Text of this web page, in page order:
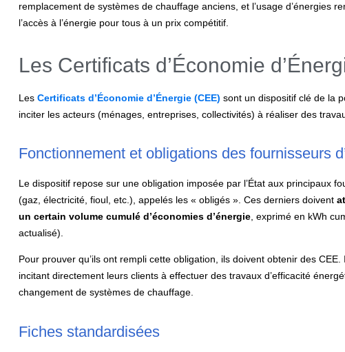
remplacement de systèmes de chauffage anciens, et l’usage d’énergies
l’accès à l’énergie pour tous à un prix compétitif.
Les Certificats d’Économie
Les Certificats d’Économie d’Énergie (CEE) sont un dispositif clé de la
inciter les acteurs (ménages, entreprises, collectivités) à réaliser des
Fonctionnement et obligations des fournisseurs
Le dispositif repose sur une obligation imposée par l’État aux principaux
(gaz, électricité, fioul, etc.), appelés les « obligés ». Ces derniers doivent
un certain volume cumulé d’économies d’énergie, exprimé en kWh
actualisé).
Pour prouver qu’ils ont rempli cette obligation, ils doivent obtenir des
incitant directement leurs clients à effectuer des travaux d’efficacité
changement de systèmes de chauffage.
Fiches standardisées